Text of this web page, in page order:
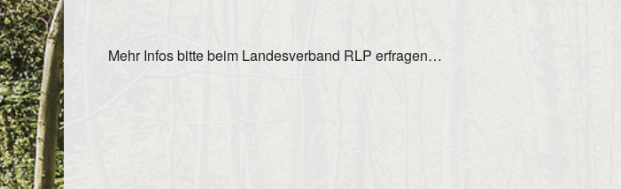
Mehr Infos bitte beim Landesverband RLP erfragen…